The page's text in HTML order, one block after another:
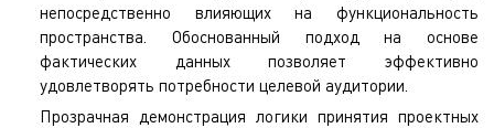
непосредственно влияющих на функциональность
пространства. Обоснованный подход на основе
фактических данных позволяет эффективно
удовлетворять потребности целевой аудитории.
Прозрачная демонстрация логики принятия проектных